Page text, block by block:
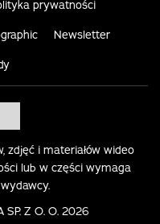
prywatności
Newsletter
zdjęć i materiałów wideo
lub w części wymaga
SP. Z O. O. 2026